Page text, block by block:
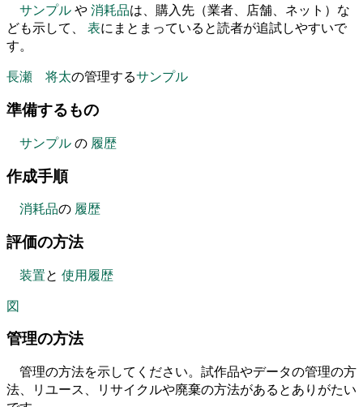
サンプルや消耗品は、購入先（業者、店舗、ネット）な
ども示して、 表にまとまっていると読者が追試しやすいで
す。
長瀬 将太の管理するサンプル
準備するもの
サンプルの 履歴
作成手順
消耗品の 履歴
評価の方法
装置と 使用履歴
図
管理の方法
管理の方法を示してください。試作品やデータの管理の方
法、リユース、リサイクルや廃棄の方法があるとありがたい